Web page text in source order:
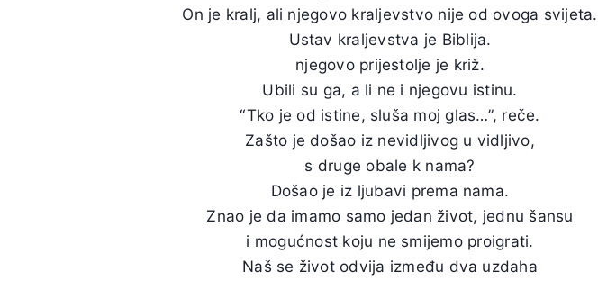
On je kralj, ali njegovo kraljevstvo nije od ovoga svijeta.
Ustav kraljevstva je Biblija.
njegovo prijestolje je križ.
Ubili su ga, a li ne i njegovu istinu.
“Tko je od istine, sluša moj glas…”, reče.
Zašto je došao iz nevidljivog u vidljivo,
s druge obale k nama?
Došao je iz ljubavi prema nama.
Znao je da imamo samo jedan život, jednu šansu
i mogućnost koju ne smijemo proigrati.
Naš se život odvija između dva uzdaha